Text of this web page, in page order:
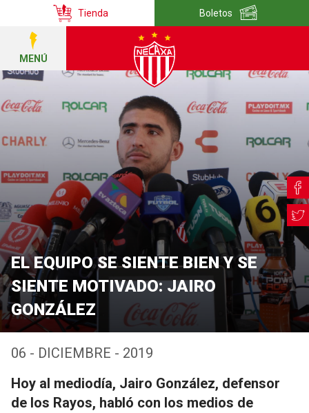
Tienda Boletos
MENÚ
EL EQUIPO SE SIENTE BIEN Y SE
SIENTE MOTIVADO: JAIRO
GONZÁLEZ
06 - DICIEMBRE - 2019
Hoy al mediodía, Jairo González, defensor
de los Rayos, habló con los medios de